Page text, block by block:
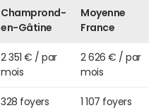
Champrond-
en-Gâtine
Moyenne
France
2 351 € / par
mois
2 626 € / par
mois
328 foyers 1 107 foyers